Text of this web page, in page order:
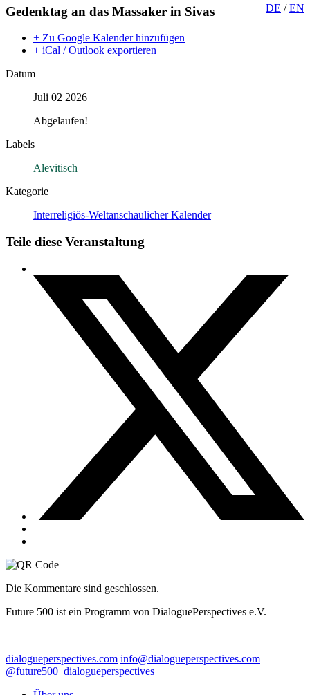
DE /EN
Gedenktag an das Massaker in Sivas
+ Zu Google Kalender hinzufügen
+ iCal / Outlook exportieren
Datum
Juli 02 2026
Abgelaufen!
Labels
Alevitisch
Kategorie
Interreligiös-Weltanschaulicher Kalender
Teile diese Veranstaltung
Die Kommentare sind geschlossen.
Future 500 ist ein Programm von DialoguePerspectives e.V.
dialogueperspectives.com info@dialogueperspectives.com
@future500_dialogueperspectives